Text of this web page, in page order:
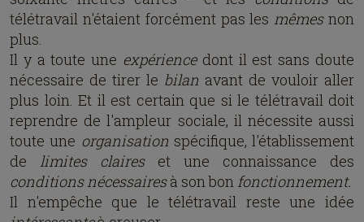
télétravail n'étaient forcément pas les mêmesnon
plus.
Il y a toute une expériencedont il est sans doute
nécessaire de tirer le bilan avant de vouloir aller
plus loin. Et il est certain que si le télétravail doit
reprendre de l'ampleur sociale, il nécessite aussi
toute une organisation spécifique, l'établissement
de limites claireset une connaissance des
conditions nécessairesà son bon fonctionnement.
Il n'empêche que le télétravail reste une idée